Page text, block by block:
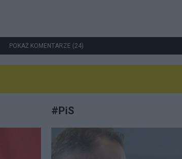
POKAŻ KOMENTARZE (24)
#PiS